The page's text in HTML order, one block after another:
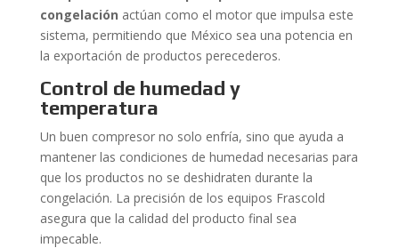
congelación actúan como el motor que impulsa este
sistema, permitiendo que México sea una potencia en
la exportación de productos perecederos.
Control de humedad y
temperatura
Un buen compresor no solo enfría, sino que ayuda a
mantener las condiciones de humedad necesarias para
que los productos no se deshidraten durante la
congelación. La precisión de los equipos Frascold
asegura que la calidad del producto final sea
impecable.